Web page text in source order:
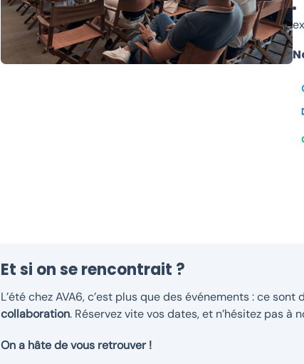
Et si on se rencontrait ?
L’été chez AVA6, c’est plus que des événements : ce sont
collaboration. Réservez vite vos dates, et n’hésitez pas
On a hâte de vous retrouver !